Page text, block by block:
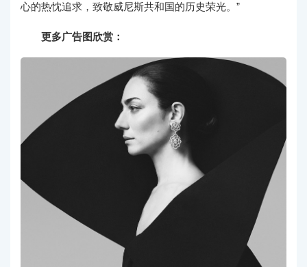
心的热忱追求，致敬威尼斯共和国的历史荣光。”
更多广告图欣赏：